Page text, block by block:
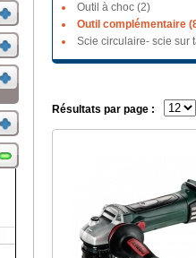
Outil à choc (2)
Outil complémentaire
Scie circulaire- scie sur
Résultats par page :